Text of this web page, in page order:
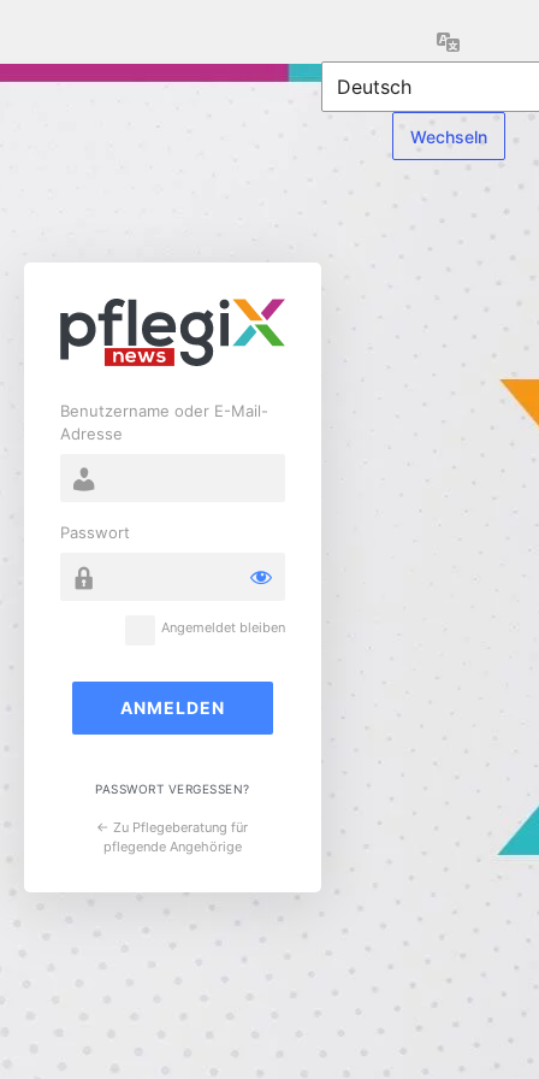
Benutzername oder E-Mail-
Adresse
Passwort
Angemeldet bleiben
PASSWORT VERGESSEN?
← Zu Pflegeberatung für
pflegende Angehörige
Sprache